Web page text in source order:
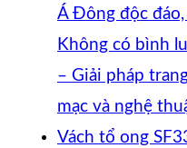
Á Đông độc
Không có bình
– Giải pháp
mạc và nghệ
Vách tổ ong